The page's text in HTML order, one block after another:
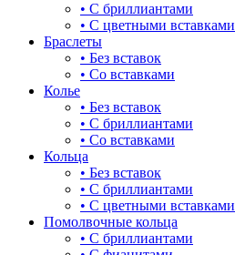
• С бриллиантами
• С цветными вставками
Браслеты
• Без вставок
• Со вставками
Колье
• Без вставок
• С бриллиантами
• Со вставками
Кольца
• Без вставок
• С бриллиантами
• С цветными вставками
Помолвочные кольца
• С бриллиантами